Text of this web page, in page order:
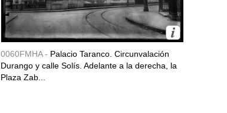
0060FMHA - Palacio Taranco. Circunvalación
Durango y calle Solís. Adelante a la derecha, la
Plaza Zab...